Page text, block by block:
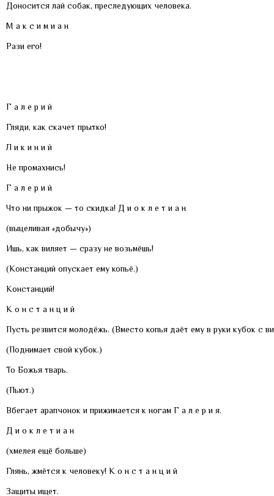
Доносится лай собак, преследующих человека.
М а к с и м и а н
Рази его!
Г а л е р и й
Гляди, как скачет прытко!
Л и к и н и й
Не промахнись!
Г а л е р и й
Что ни прыжок — то скидка! Д и о к л е т и а н
(выцеливая «добычу»)
Ишь, как виляет — сразу не возьмёшь!
(Констанций опускает ему копьё.)
Констанций!
К о н с т а н ц и й
Пусть резвится молодёжь. (Вместо копья даёт ему в руки кубок с
(Поднимает свой кубок.)
То Божья тварь.
(Пьют.)
Вбегает арапчонок и прижимается к ногам Г а л е р и я.
Д и о к л е т и а н
(хмелея ещё больше)
Глянь, жмётся к человеку! К о н с т а н ц и й
Защиты ищет.